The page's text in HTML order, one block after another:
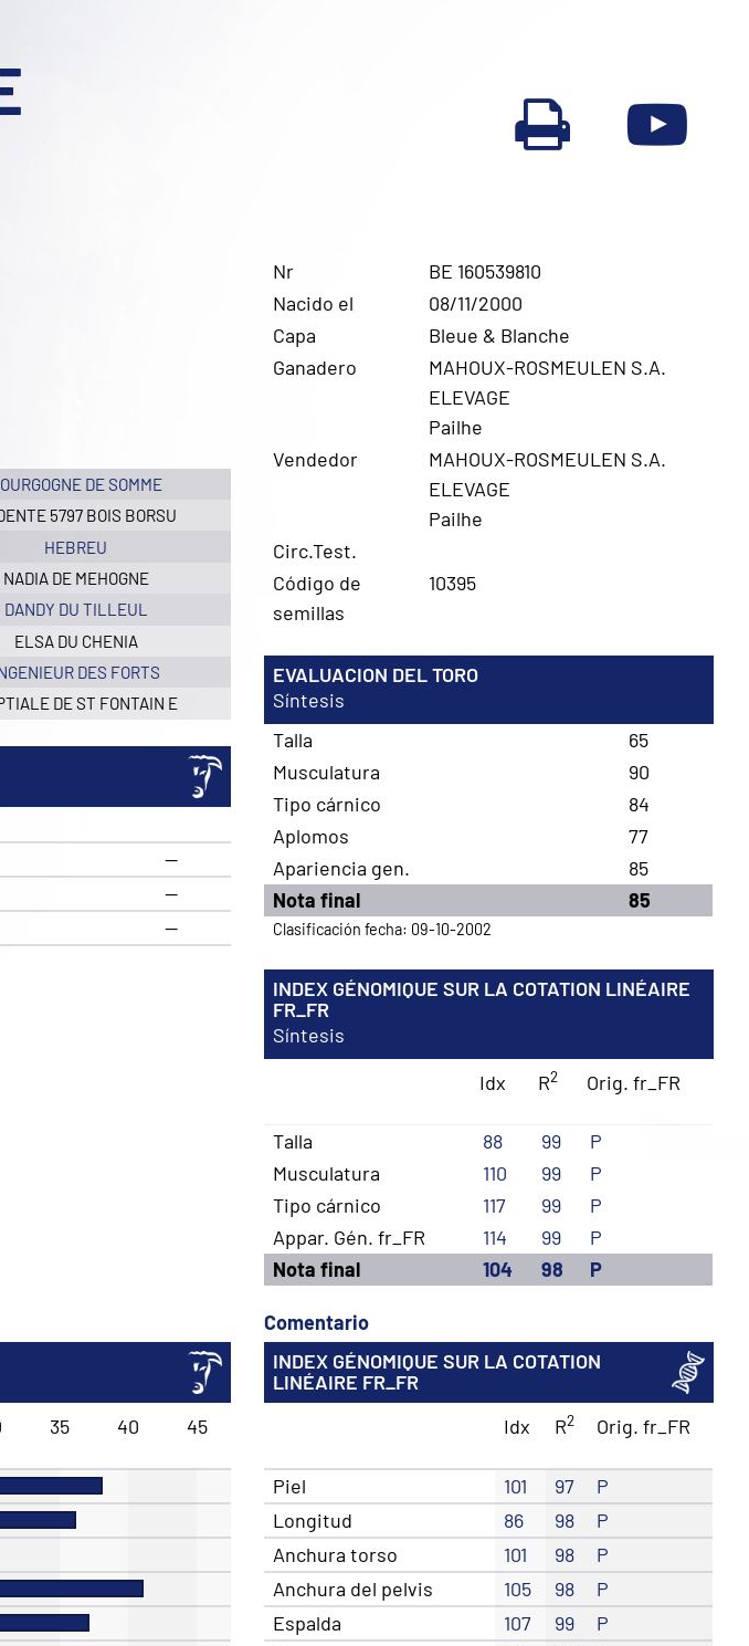
DE SOMME
5797 BOIS BORSU
HEBREU
NADIA DE MEHOGNE
DANDY DU TILLEUL
ELSA DU CHENIA
DES FORTS
DE ST FONTAIN E
—
—
—
Nr
BE 160539810
Nacido el
08/11/2000
Capa
Bleue & Blanche
Ganadero
MAHOUX-ROSMEULEN S.A.
ELEVAGE
Pailhe
Vendedor
MAHOUX-ROSMEULEN S.A.
ELEVAGE
Pailhe
Circ.Test.
Código de
semillas
10395
EVALUACION DEL TORO
Síntesis
Talla
65
Musculatura
90
Tipo cárnico
84
Aplomos
77
Apariencia gen.
85
Nota final
85
Clasificación fecha: 09-10-2002
INDEX GÉNOMIQUE SUR LA COTATION LINÉAIRE
FR_FR
Síntesis
Idx
R2 Orig. fr_FR
Talla 88 99
P
Musculatura
110 99
P
Tipo cárnico
117 99
P
Appar. Gén. fr_FR
114 99
P
Nota final
104 98 P
Comentario
35 40 45
INDEX GÉNOMIQUE SUR LA COTATION
LINÉAIRE FR_FR
Idx
R2 Orig. fr_FR
Piel 101 97
P
Longitud
86 98
P
Anchura torso
101 98
P
Anchura del pelvis
105 98
P
Espalda
107 99
P